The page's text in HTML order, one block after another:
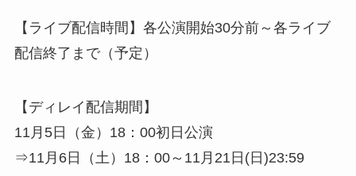
【ライブ配信時間】各公演開始30分前～各ライブ
配信終了まで（予定）
【ディレイ配信期間】
11月5日（金）18：00初日公演
⇒11月6日（土）18：00～11月21日(日)23:59